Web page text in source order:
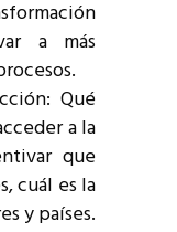
a más
Qué
a la
que
cuál es la
y países.